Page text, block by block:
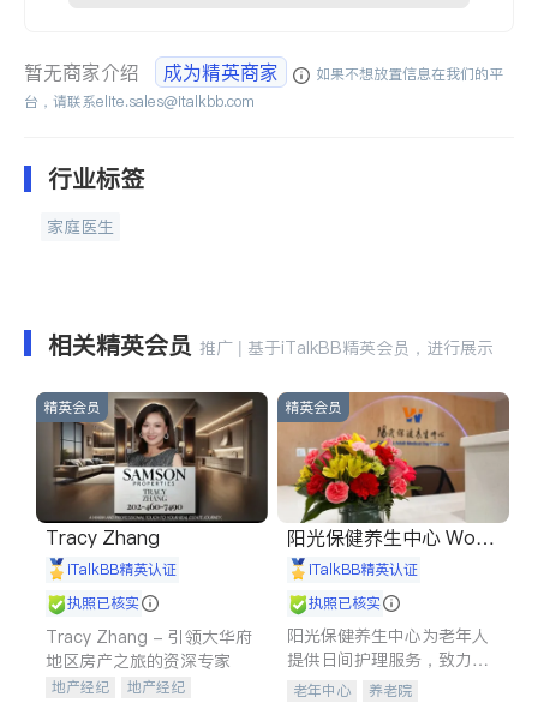
暂无商家介绍 成为精英商家
如果不想放置信息在我们的平
台，请联系elite.sales@italkbb.com
行业标签
家庭医生
相关精英会员 推广 | 基于iTalkBB精英会员，进行展示
精英会员
Tracy Zhang
iTalkBB精英认证
执照已核实
Tracy Zhang - 引领大华府
地区房产之旅的资深专家
地产经纪
地产经纪
精英会员
阳光保健养生中心 World
shine
iTalkBB精英认证
执照已核实
阳光保健养生中心为老年人
提供日间护理服务，致力于
通过持续的护理创新来有效
老年中心 养老院